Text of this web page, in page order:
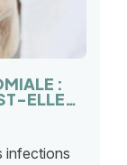
:
ELLE
infections